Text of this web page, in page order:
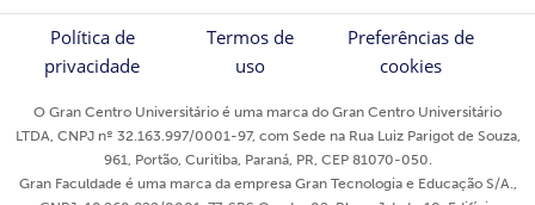
Política de
privacidade
Termos de
uso
Preferências de
cookies
O Gran Centro Universitário é uma marca do Gran Centro Universitário
LTDA, CNPJ nº 32.163.997/0001-97, com Sede na Rua Luiz Parigot de Souza,
961, Portão, Curitiba, Paraná, PR, CEP 81070-050.
Gran Faculdade é uma marca da empresa Gran Tecnologia e Educação S/A.,